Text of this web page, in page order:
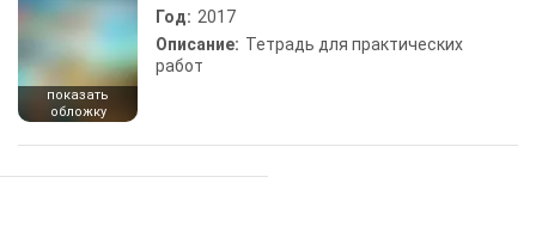
показать
обложку
Год: 2017
Описание: Тетрадь для практических
работ